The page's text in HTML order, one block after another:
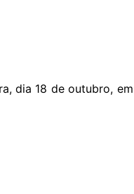
dia 18 de outubro,